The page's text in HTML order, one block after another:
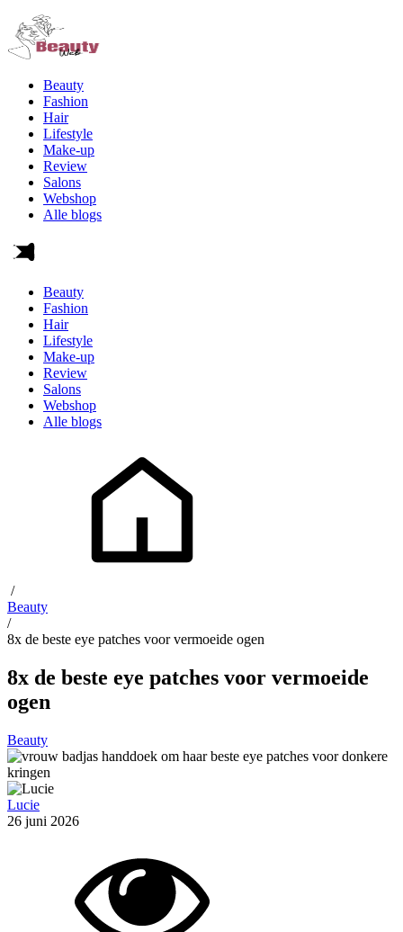
Beauty
Fashion
Hair
Lifestyle
Make-up
Review
Salons
Webshop
Alle blogs
Beauty
Fashion
Hair
Lifestyle
Make-up
Review
Salons
Webshop
Alle blogs
/
Beauty
/
8x de beste eye patches voor vermoeide ogen
8x de beste eye patches voor vermoeide
ogen
Beauty
Lucie
26 juni 2026